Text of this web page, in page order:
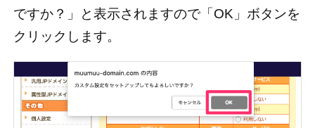
ですか？」と表示されますので「OK」ボタンを
クリックします。